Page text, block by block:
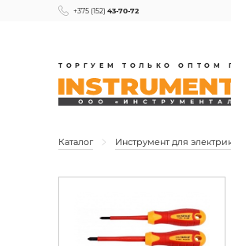
+375 (152) 43-70-72
ТОРГУЕМ ТОЛЬКО ОПТОМ
Каталог Инструмент для